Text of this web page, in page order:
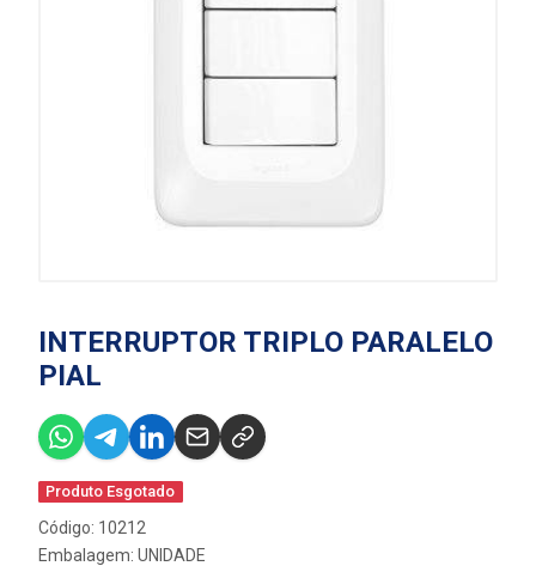
INTERRUPTOR TRIPLO PARALELO
PIAL
Produto Esgotado
Código: 10212
Embalagem: UNIDADE